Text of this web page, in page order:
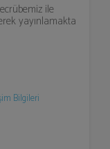
ile
yayınlamakta
Bilgileri